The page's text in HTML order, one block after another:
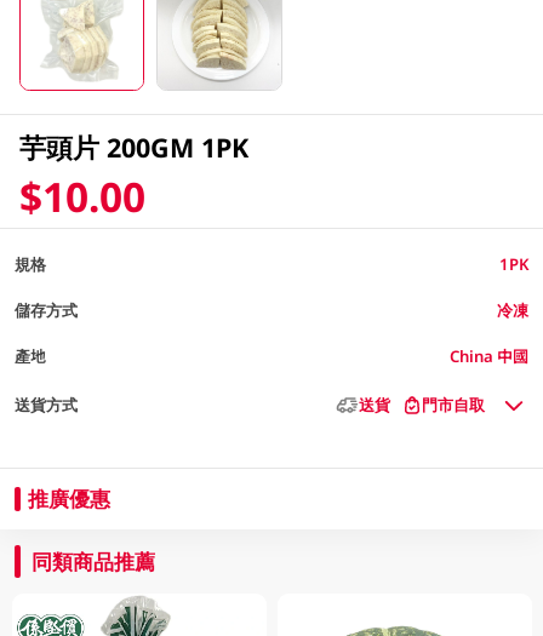
芋頭片 200GM 1PK
$10.00
規格 1PK
儲存方式 冷凍
產地 China 中國
送貨方式 送貨 門市自取
推廣優惠
同類商品推薦